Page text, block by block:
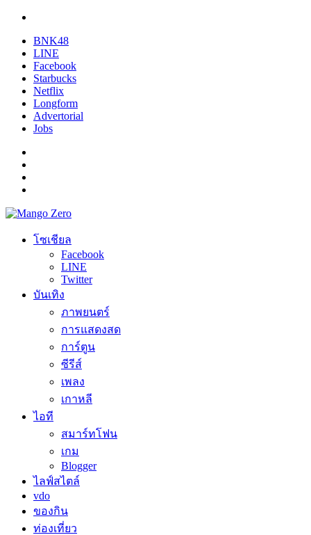
BNK48
LINE
Facebook
Starbucks
Netflix
Longform
Advertorial
Jobs
โซเชียล
Facebook
LINE
Twitter
บันเทิง
ภาพยนตร์
การแสดงสด
การ์ตูน
ซีรีส์
เพลง
เกาหลี
ไอที
สมาร์ทโฟน
เกม
Blogger
ไลฟ์สไตล์
vdo
ของกิน
ท่องเที่ยว